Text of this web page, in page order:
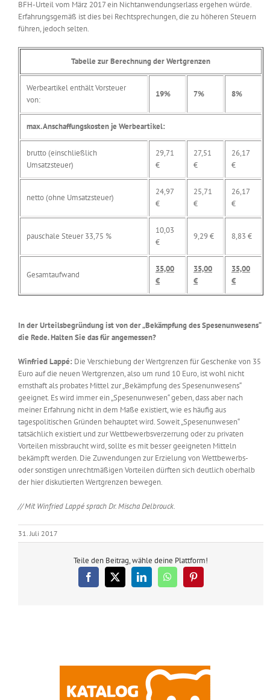
BFH-Urteil vom März 2017 ein Nichtanwendungserlass ergehen würde.
Erfahrungsgemäß ist dies bei Rechtsprechungen, die zu höheren Steuern
führen, jedoch selten.
Tabelle zur Berechnung der Wertgrenzen
Werbeartikel enthält Vorsteuer
von:
19% 7% 8%
max. Anschaffungskosten je Werbeartikel:
brutto (einschließlich
Umsatzsteuer)
29,71
€
27,51
€
26,17
€
netto (ohne Umsatzsteuer)
24,97
€
25,71
€
26,17
€
pauschale Steuer 33,75 %
10,03
€
9,29 € 8,83 €
Gesamtaufwand
35,00
€
35,00
€
35,00
€
In der Urteilsbegründung ist von der „Bekämpfung des Spesenunwesens“
die Rede. Halten Sie das für angemessen?
Winfried Lappé: Die Verschiebung der Wertgrenzen für Geschenke von 35
Euro auf die neuen Wertgrenzen, also um rund 10 Euro, ist wohl nicht
ernsthaft als probates Mittel zur „Bekämpfung des Spesenunwesens“
geeignet. Es wird immer ein „Spesenunwesen“ geben, dass aber nach
meiner Erfahrung nicht in dem Maße existiert, wie es häufig aus
tagespolitischen Gründen behauptet wird. Soweit „Spesenunwesen“
tatsächlich existiert und zur Wettbewerbsverzerrung oder zu privaten
Vorteilen missbraucht wird, sollte es mit besser geeigneten Mitteln
bekämpft werden. Die Zuwendungen zur Erzielung von Wettbewerbs-
oder sonstigen unrechtmäßigen Vorteilen dürften sich deutlich oberhalb
der hier diskutierten Wertgrenzen bewegen.
// Mit Winfried Lappé sprach Dr. Mischa Delbrouck.
31. Juli 2017
Teile den Beitrag, wähle deine Plattform!
Facebook
X LinkedInWhatsAppPinterest